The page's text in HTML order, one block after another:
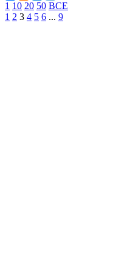
1 10 20 50 ВСЕ
1 2 3 4 5 6 ... 9